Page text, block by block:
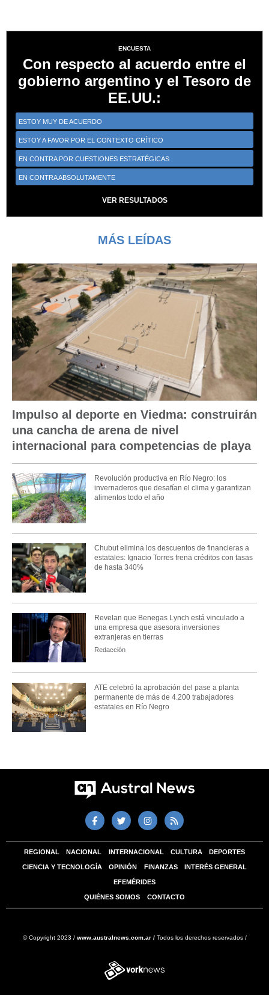
ENCUESTA
Con respecto al acuerdo entre el
gobierno argentino y el Tesoro de
EE.UU.:
ESTOY MUY DE ACUERDO
ESTOY A FAVOR POR EL CONTEXTO CRÍTICO
EN CONTRA POR CUESTIONES ESTRATÉGICAS
EN CONTRA ABSOLUTAMENTE
VER RESULTADOS
MÁS LEÍDAS
Impulso al deporte en Viedma: construirán
una cancha de arena de nivel
internacional para competencias de playa
Revolución productiva en Río Negro: los
invernaderos que desafían el clima y garantizan
alimentos todo el año
Chubut elimina los descuentos de financieras a
estatales: Ignacio Torres frena créditos con tasas
de hasta 340%
Revelan que Benegas Lynch está vinculado a
una empresa que asesora inversiones
extranjeras en tierras
Redacción
ATE celebró la aprobación del pase a planta
permanente de más de 4.200 trabajadores
estatales en Río Negro
REGIONAL NACIONAL INTERNACIONAL CULTURA DEPORTES
CIENCIA Y TECNOLOGÍA OPINIÓN FINANZAS INTERÉS GENERAL
EFEMÉRIDES
QUIÉNES SOMOS CONTACTO
© Copyright 2023 / www.australnews.com.ar /Todos los derechos reservados /